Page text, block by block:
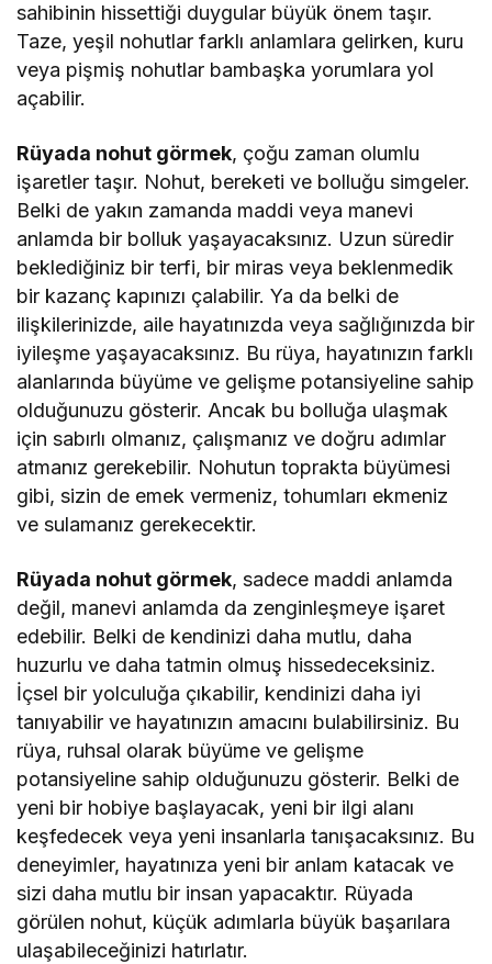
sahibinin hissettiği duygular büyük önem taşır.
Taze, yeşil nohutlar farklı anlamlara gelirken, kuru
veya pişmiş nohutlar bambaşka yorumlara yol
açabilir.
Rüyada nohut görmek, çoğu zaman olumlu
işaretler taşır. Nohut, bereketi ve bolluğu simgeler.
Belki de yakın zamanda maddi veya manevi
anlamda bir bolluk yaşayacaksınız. Uzun süredir
beklediğiniz bir terfi, bir miras veya beklenmedik
bir kazanç kapınızı çalabilir. Ya da belki de
ilişkilerinizde, aile hayatınızda veya sağlığınızda bir
iyileşme yaşayacaksınız. Bu rüya, hayatınızın farklı
alanlarında büyüme ve gelişme potansiyeline sahip
olduğunuzu gösterir. Ancak bu bolluğa ulaşmak
için sabırlı olmanız, çalışmanız ve doğru adımlar
atmanız gerekebilir. Nohutun toprakta büyümesi
gibi, sizin de emek vermeniz, tohumları ekmeniz
ve sulamanız gerekecektir.
Rüyada nohut görmek, sadece maddi anlamda
değil, manevi anlamda da zenginleşmeye işaret
edebilir. Belki de kendinizi daha mutlu, daha
huzurlu ve daha tatmin olmuş hissedeceksiniz.
İçsel bir yolculuğa çıkabilir, kendinizi daha iyi
tanıyabilir ve hayatınızın amacını bulabilirsiniz. Bu
rüya, ruhsal olarak büyüme ve gelişme
potansiyeline sahip olduğunuzu gösterir. Belki de
yeni bir hobiye başlayacak, yeni bir ilgi alanı
keşfedecek veya yeni insanlarla tanışacaksınız. Bu
deneyimler, hayatınıza yeni bir anlam katacak ve
sizi daha mutlu bir insan yapacaktır. Rüyada
görülen nohut, küçük adımlarla büyük başarılara
ulaşabileceğinizi hatırlatır.